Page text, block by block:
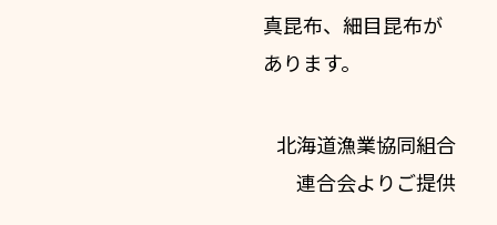
真昆布、細目昆布が
あります。
北海道漁業協同組合
連合会よりご提供